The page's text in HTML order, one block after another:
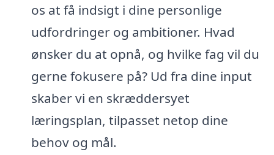
os at få indsigt i dine personlige
udfordringer og ambitioner. Hvad
ønsker du at opnå, og hvilke fag vil du
gerne fokusere på? Ud fra dine input
skaber vi en skræddersyet
læringsplan, tilpasset netop dine
behov og mål.